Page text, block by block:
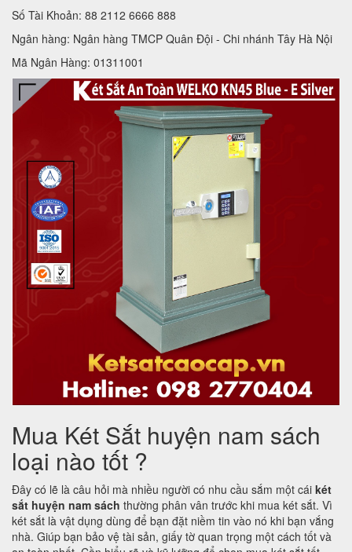
Số Tài Khoản: 88 2112 6666 888
Ngân hàng: Ngân hàng TMCP Quân Đội - Chi nhánh Tây Hà Nội
Mã Ngân Hàng: 01311001
Mua Két Sắt huyện nam sách
loại nào tốt ?
Đây có lẽ là câu hỏi mà nhiều người có nhu cầu sắm một cái két
sắt huyện nam sách thường phân vân trước khi mua két sắt. Vì
két sắt là vật dụng dùng để bạn đặt niềm tin vào nó khi bạn vắng
nhà. Giúp bạn bảo vệ tài sản, giấy tờ quan trọng một cách tốt và